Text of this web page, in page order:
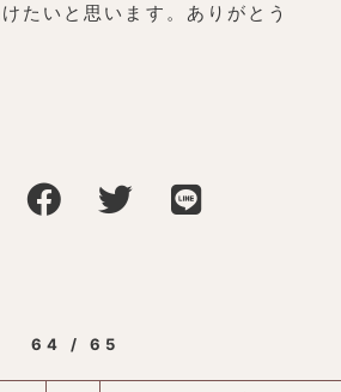
たいと思います。ありがとう
64 / 65